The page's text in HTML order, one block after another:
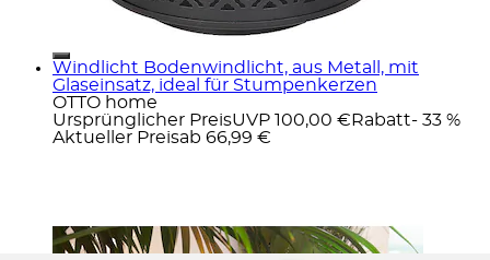
Windlicht Bodenwindlicht, aus Metall, mit
Glaseinsatz, ideal für Stumpenkerzen
OTTO home
Ursprünglicher PreisUVP 100,00 € Rabatt- 33 %
Aktueller Preisab 66,99 €